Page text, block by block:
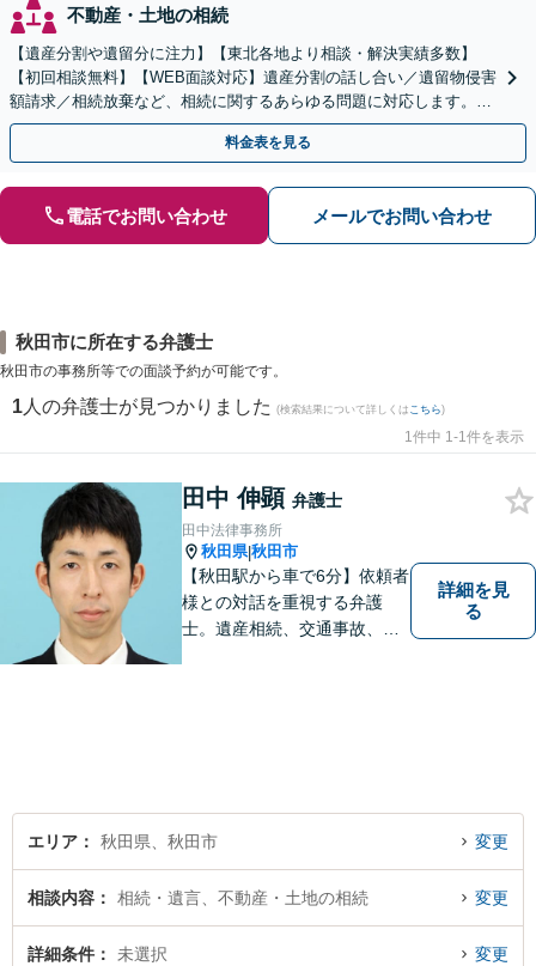
不動産・土地の相続
【遺産分割や遺留分に注力】【東北各地より相談・解決実績多数】
【初回相談無料】【WEB面談対応】遺産分割の話し合い／遺留物侵害
額請求／相続放棄など、相続に関するあらゆる問題に対応します。ご
事情やご意向を丁寧にお聞きし、有利な解決を目指します
料金表を見る
電話でお問い合わせ メールでお問い合わせ
秋田市に所在する弁護士
秋田市の事務所等での面談予約が可能です。
1 人の弁護士が見つかりました (検索結果について詳しくは こちら)
1件中 1-1件を表示
田中 伸顕 弁護士
田中法律事務所
秋田県|秋田市
【秋田駅から車で6分】依頼者
様との対話を重視する弁護
士。遺産相続、交通事故、離
詳細を見
る
エリア 秋田県、秋田市 変更
相談内容 相続・遺言、不動産・土地の相続 変更
詳細条件 未選択 変更